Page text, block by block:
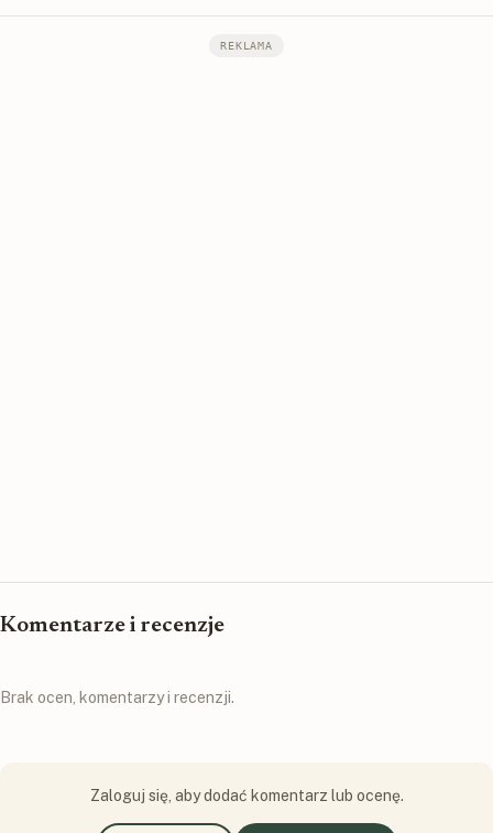
REKLAMA
Komentarze i recenzje
Brak ocen, komentarzy i recenzji.
Zaloguj się, aby dodać komentarz lub ocenę.